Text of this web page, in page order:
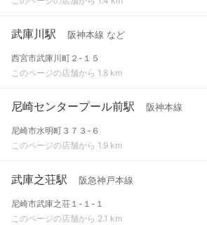
武庫川駅 阪神本線 など
西宮市武庫川町２-１５
このページの店舗から 1.8 km
尼崎センタープール前駅 阪神本線
尼崎市水明町３７３-６
このページの店舗から 1.9 km
武庫之荘駅 阪急神戸本線
尼崎市武庫之荘１-１-１
このページの店舗から 2.1 km